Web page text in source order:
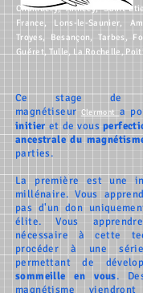
Chambéry,Annecy,Saint-
France, Lons-le-Saunier,
Troyes, Besançon, Tarbes,
Guéret,Tulle,La Rochelle,
Ce stage de
magnétiseur Clermont a
initier et de vous
ancestrale du
parties.
La première est une
millénaire. Vous
pas d'un don
élite. Vous
nécessaire à cette
procéder à une
permettant de
sommeille en vous.
magnétisme